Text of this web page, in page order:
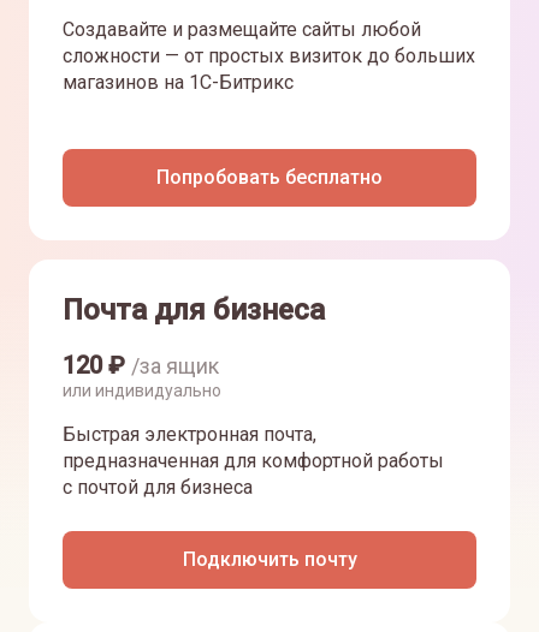
Создавайте и размещайте сайты любой
сложности — от простых визиток до больших
магазинов на 1С-Битрикс
Попробовать бесплатно
Почта для бизнеса
120₽ /за ящик
или индивидуально
Быстрая электронная почта,
предназначенная для комфортной работы
с почтой для бизнеса
Подключить почту